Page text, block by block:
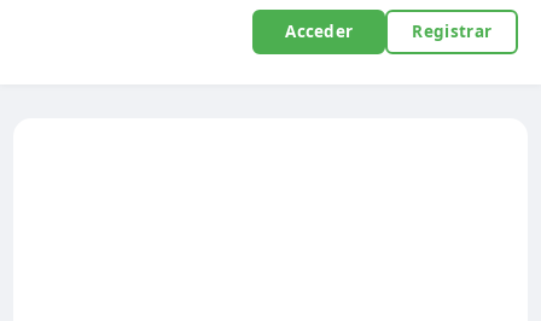
Acceder Registrar